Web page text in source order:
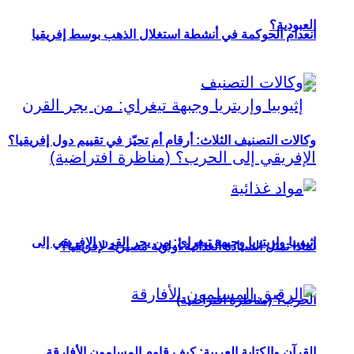
العبودية؟
إثيوبيا وإريتريا وجبهة تيغراي: من يجر القرن الإفريقي إلى
الحرب؟ (مناظرة افتراضية)
انعدام الحوكمة في أنشطة استغلال الذهب بوسط إفريقيا
وكالات التصنيف الثلاث: أرقام أم تحيّز في تقييم دول إفريقيا؟
لماذا تمثل السيادة الغذائية أولوية مصيرية لإفريقيا؟